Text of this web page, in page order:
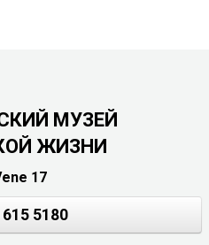
МУЗЕЙ
ЖИЗНИ
17
5180